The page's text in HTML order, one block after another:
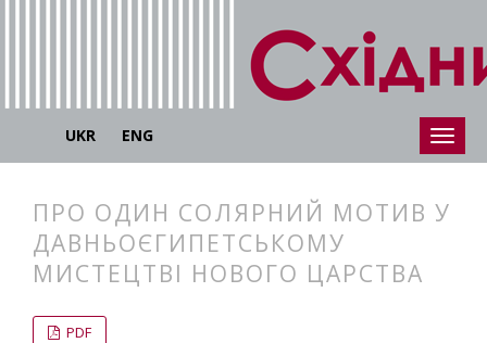
UKR ENG
ПРО ОДИН СОЛЯРНИЙ МОТИВ У
ДАВНЬОЄГИПЕТСЬКОМУ
МИСТЕЦТВІ НОВОГО ЦАРСТВА
PDF